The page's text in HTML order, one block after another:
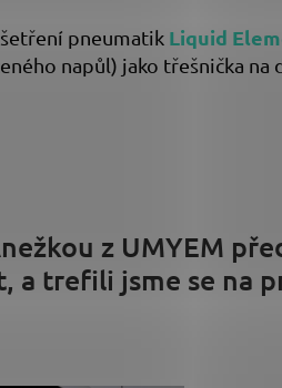
pneumatik Liquid
napůl) jako třešnička na
z UMYEM
a trefili jsme se na